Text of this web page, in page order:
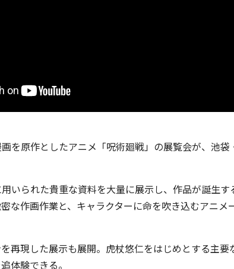
を原作としたアニメ「呪術廻戦」の展覧会が、池袋
いられた貴重な資料を大量に展示し、作品が誕生
な作画作業と、キャラクターに命を吹き込むアニメ
再現した展示も展開。虎杖悠仁をはじめとする主要
体験できる。